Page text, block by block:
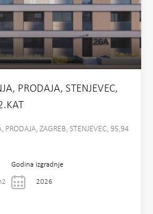
PRODAJA, STENJEVEC,
PRODAJA, ZAGREB, STENJEVEC, 95,94
Godina izgradnje
2026